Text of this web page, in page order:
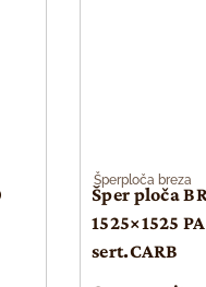
Šperploča breza
Šper ploča
1525×1525
sert.CARB